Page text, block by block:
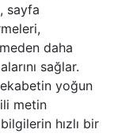
sayfa
daha
sağlar.
yoğun
metin
hızlı bir